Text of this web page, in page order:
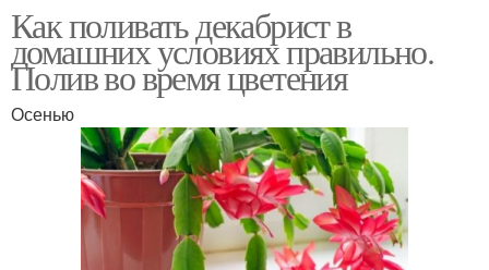
Как поливать декабрист в
домашних условиях правильно.
Полив во время цветения
Осенью